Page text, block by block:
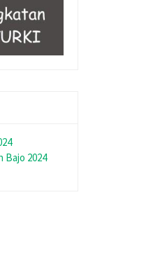
Bajo 2024